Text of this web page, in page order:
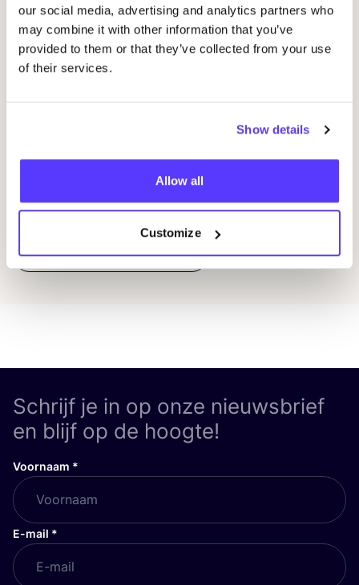
our social media, advertising and analytics partners who
may combine it with other information that you’ve
provided to them or that they’ve collected from your use
of their services.
Show details
Allow all
Customize
07 AUG
Workshop: Maak Je Eigen Trouwringen
PreviousNext
Ontdek alle evenementen
Schrijf je in op onze nieuwsbrief
en blijf op de hoogte!
Voornaam *
E-mail *